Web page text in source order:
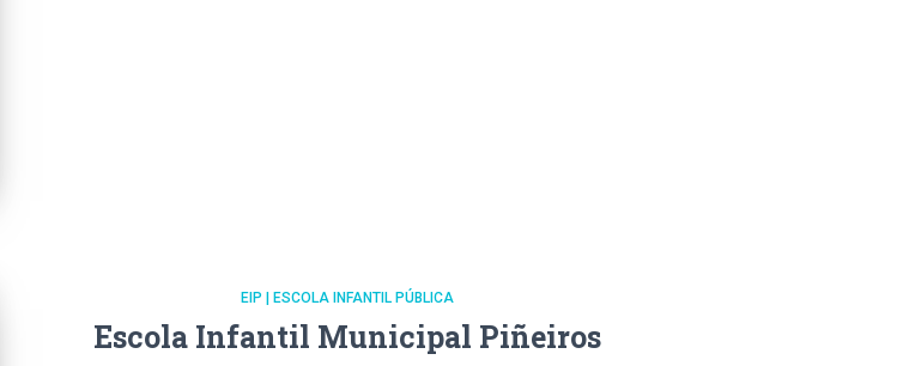
EIP | ESCOLA INFANTIL PÚBLICA
Escola Infantil Municipal Piñeiros